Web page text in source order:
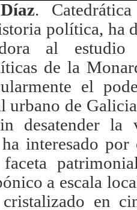
.
política, ha
al
de la
el
urbano de
desatender la
interesado
a escala
en